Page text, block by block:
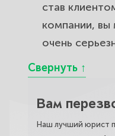
став
компании, вы
очень
Вам
Наш лучший юрист